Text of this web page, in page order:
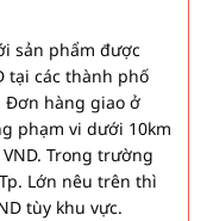
sản phẩm được
tại các thành phố
Đơn hàng giao ở
phạm vi dưới 10km
Trong trường
Lớn nêu trên thì
tùy khu vực.